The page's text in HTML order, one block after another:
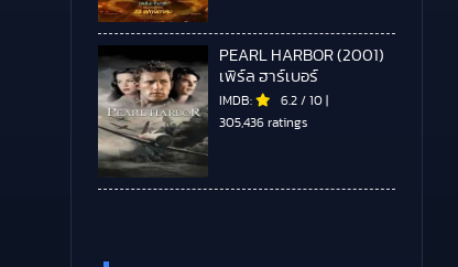
PEARL HARBOR (2001)
เพิร์ล ฮาร์เบอร์
IMDB: 6.2 / 10 |
305,436 ratings